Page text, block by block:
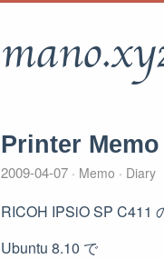
Printer
2009-04-07 Memo Diary
RICOH IPSiO SP C411
Ubuntu 8.10 で